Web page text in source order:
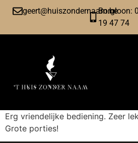
geert@huiszondernaam.be
Borgloon:
19 47 74
Erg vriendelijke bediening. Zeer
Grote porties!